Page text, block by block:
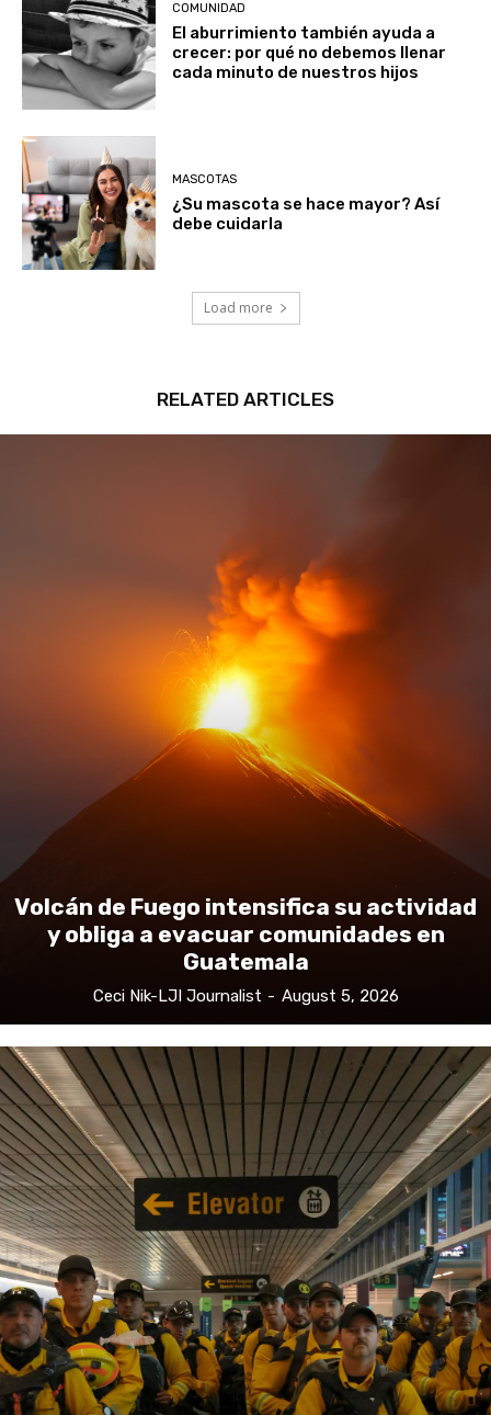
El aburrimiento también ayuda a
crecer: por qué no debemos llenar
cada minuto de nuestros hijos
¿Su mascota se hace mayor? Así
debe cuidarla
Volcán de Fuego intensifica su actividad
y obliga a evacuar comunidades en
Guatemala
Ceci Nik-LJI Journalist - August 5, 2026